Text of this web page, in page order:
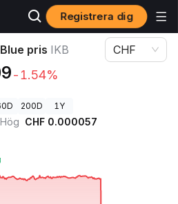
Registrera dig
Blue pris IKB
pris IKB
-1.54%
CHF
200D 1Y
Hög CHF 0.000057